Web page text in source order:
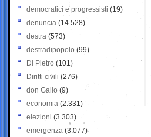
democratici e progressisti (19)
denuncia (14.528)
destra (573)
destradipopolo (99)
Di Pietro (101)
Diritti civili (276)
don Gallo (9)
economia (2.331)
elezioni (3.303)
emergenza (3.077)